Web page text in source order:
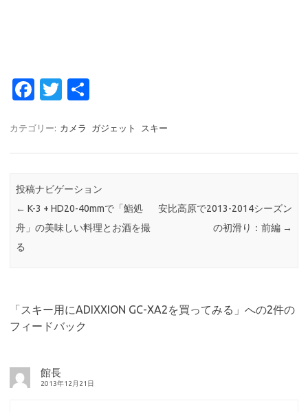
Fa
e
o
k
T
it
カテゴリー: カメラ ガジェット スキー
投稿ナビゲーション
← K-3 + HD20-40mmで「鮨処
舟」の美味しい料理とお酒を撮
る
安比高原で2013-2014シーズン
の初滑り：前編 →
「スキー用にADIXXION GC-XA2を買ってみる 」への2件の
フィードバック
館長
2013年12月21日